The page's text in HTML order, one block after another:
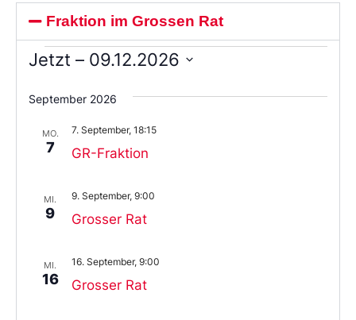
Fraktion im Grossen Rat
Jetzt – 09.12.2026
Sie
das
aus.
September 2026
MO.
7 GR-Fraktion
7. September, 18:15
MI.
9 Grosser Rat
9. September, 9:00
MI.
16 Grosser Rat
16. September, 9:00